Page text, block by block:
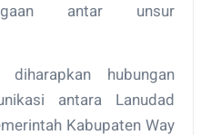
antar unsur
hubungan
antara Lanudad
Kabupaten Way